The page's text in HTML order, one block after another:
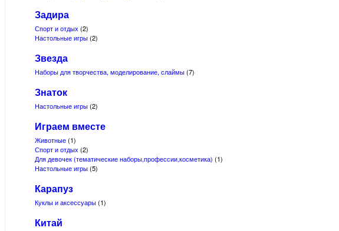
Задира
Спорт и отдых (2)
Настольные игры(2)
Звезда
Наборы для творчества, моделирование, слаймы(7)
Знаток
Настольные игры(2)
Играем вместе
Животные(1)
Спорт и отдых (2)
Для девочек (тематические наборы,профессии,косметика) (1)
Настольные игры(5)
Карапуз
Куклы и аксессуары(1)
Китай